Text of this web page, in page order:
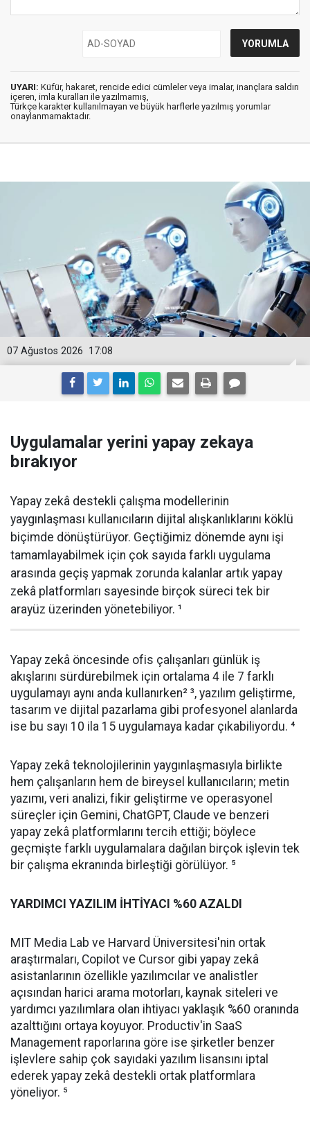
UYARI: Küfür, hakaret, rencide edici cümleler veya imalar, inançlara saldırı
içeren, imla kuralları ile yazılmamış,
Türkçe karakter kullanılmayan ve büyük harflerle yazılmış yorumlar
onaylanmamaktadır.
17:08
07 Ağustos 2026
Uygulamalar yerini yapay zekaya
bırakıyor
Yapay zekâ destekli çalışma modellerinin
yaygınlaşması kullanıcıların dijital alışkanlıklarını köklü
biçimde dönüştürüyor. Geçtiğimiz dönemde aynı işi
tamamlayabilmek için çok sayıda farklı uygulama
arasında geçiş yapmak zorunda kalanlar artık yapay
zekâ platformları sayesinde birçok süreci tek bir
arayüz üzerinden yönetebiliyor. ¹
Yapay zekâ öncesinde ofis çalışanları günlük iş
akışlarını sürdürebilmek için ortalama 4 ile 7 farklı
uygulamayı aynı anda kullanırken² ³, yazılım geliştirme,
tasarım ve dijital pazarlama gibi profesyonel alanlarda
ise bu sayı 10 ila 15 uygulamaya kadar çıkabiliyordu. ⁴
Yapay zekâ teknolojilerinin yaygınlaşmasıyla birlikte
hem çalışanların hem de bireysel kullanıcıların; metin
yazımı, veri analizi, fikir geliştirme ve operasyonel
süreçler için Gemini, ChatGPT, Claude ve benzeri
yapay zekâ platformlarını tercih ettiği; böylece
geçmişte farklı uygulamalara dağılan birçok işlevin tek
bir çalışma ekranında birleştiği görülüyor. ⁵
YARDIMCI YAZILIM İHTİYACI %60 AZALDI
MIT Media Lab ve Harvard Üniversitesi'nin ortak
araştırmaları, Copilot ve Cursor gibi yapay zekâ
asistanlarının özellikle yazılımcılar ve analistler
açısından harici arama motorları, kaynak siteleri ve
yardımcı yazılımlara olan ihtiyacı yaklaşık %60 oranında
azalttığını ortaya koyuyor. Productiv'in SaaS
Management raporlarına göre ise şirketler benzer
işlevlere sahip çok sayıdaki yazılım lisansını iptal
ederek yapay zekâ destekli ortak platformlara
yöneliyor. ⁵